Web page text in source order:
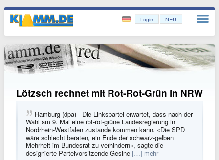
Login NEU
Lötzsch rechnet mit Rot-Rot-Grün in NRW
Hamburg (dpa) - Die Linkspartei erwartet, dass nach der
Wahl am 9. Mai eine rot-rot-grüne Landesregierung in
Nordrhein-Westfalen zustande kommen kann. «Die SPD
wäre schlecht beraten, ein Ende der schwarz-gelben
Mehrheit im Bundesrat zu verhindern», sagte die
designierte Parteivorsitzende Gesine […] mehr